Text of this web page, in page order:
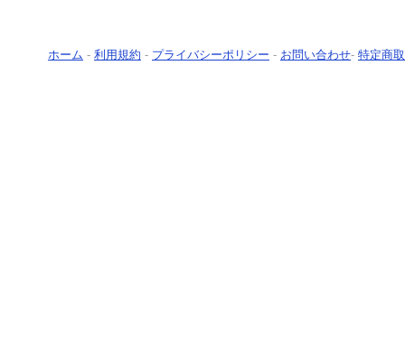
ホーム - 利用規約 - プライバシーポリシー - お問い合わせ- 特定商